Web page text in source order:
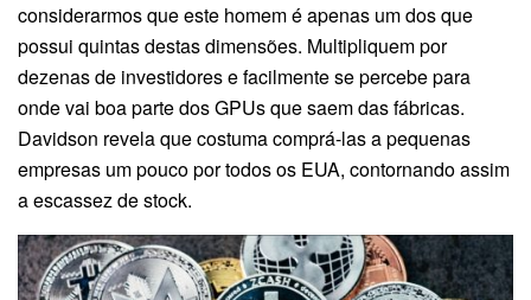
considerarmos que este homem é apenas um dos que
possui quintas destas dimensões. Multipliquem por
dezenas de investidores e facilmente se percebe para
onde vai boa parte dos GPUs que saem das fábricas.
Davidson revela que costuma comprá-las a pequenas
empresas um pouco por todos os EUA, contornando assim
a escassez de stock.